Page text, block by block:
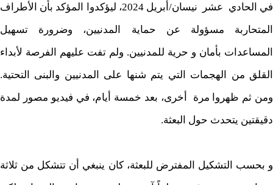
في الحادي عشر نيسان/أبريل 2024، ليؤكدوا المؤكد بأن الأطراف
المتحاربة مسؤولة عن حماية المدنيين، وضرورة تسهيل
المساعدات بأمان و حرية للمدنيين. ولم تفت عليهم الفرصة لأبداء
القلق من الهجمات التي يتم شنها على المدنيين والبنى التحتية.
ومن ثم ظهروا مرة أخرى، بعد خمسة أيام، في فيديو مصور لمدة
دقيقتين يتحدث حول البعثة.
و بحسب التشكيل المفترض للبعثة، كان ينبغي أن تتشكل من ثلاثة